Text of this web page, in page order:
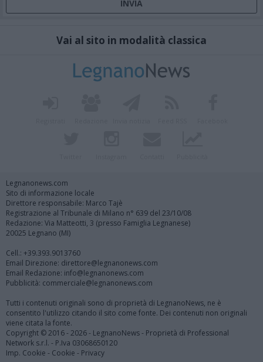
Vai al sito in modalità classica
Legnanonews.com
Sito di informazione locale
Direttore responsabile: Marco Tajè
Registrazione al Tribunale di Milano n° 639 del 23/10/08
Redazione: Via Matteotti, 3 (presso Famiglia Legnanese)
20025 Legnano (MI)
Cell.: +39.393.9013760
Email Direzione: direttore@legnanonews.com
Email Redazione: info@legnanonews.com
Pubblicità: commerciale@legnanonews.com
Tutti i contenuti originali sono di proprietà di LegnanoNews, ne è
consentito l'utilizzo citando il sito come fonte. Dei contenuti non originali
viene citata la fonte.
Copyright © 2016 - 2026 - LegnanoNews - Proprietà di Professional
Network s.r.l. - P.Iva 03068650120
Imp. Cookie - Cookie - Privacy